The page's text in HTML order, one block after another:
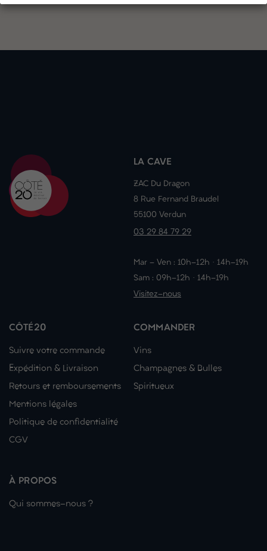
LA CAVE
ZAC Du Dragon
8 Rue Fernand Braudel
55100 Verdun
03 29 84 79 29
Mar - Ven : 10h-12h · 14h-19h
Sam : 09h-12h · 14h-19h
Visitez-nous
CÔTÉ20
Suivre votre commande
Expédition & Livraison
Retours et remboursements
Mentions légales
Politique de confidentialité
CGV
COMMANDER
Vins
Champagnes & Bulles
Spiritueux
À PROPOS
Qui sommes-nous ?